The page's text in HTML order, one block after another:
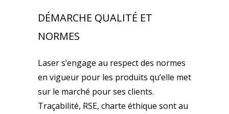
DÉMARCHE QUALITÉ ET
NORMES
Laser s’engage au respect des normes
en vigueur pour les produits qu’elle met
sur le marché pour ses clients.
Traçabilité, RSE, charte éthique sont au